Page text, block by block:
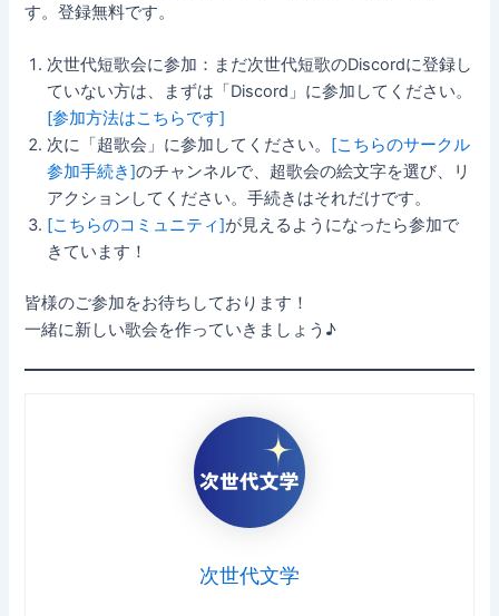
す。登録無料です。
次世代短歌会に参加：まだ次世代短歌のDiscordに登録し
ていない方は、まずは「Discord」に参加してください。
[参加方法はこちらです]
次に「超歌会」に参加してください。 [こちらのサークル
参加手続き]のチャンネルで、超歌会の絵文字を選び、リ
アクションしてください。手続きはそれだけです。
[こちらのコミュニティ]が見えるようになったら参加で
きています！
皆様のご参加をお待ちしております！
一緒に新しい歌会を作っていきましょう♪
次世代文学